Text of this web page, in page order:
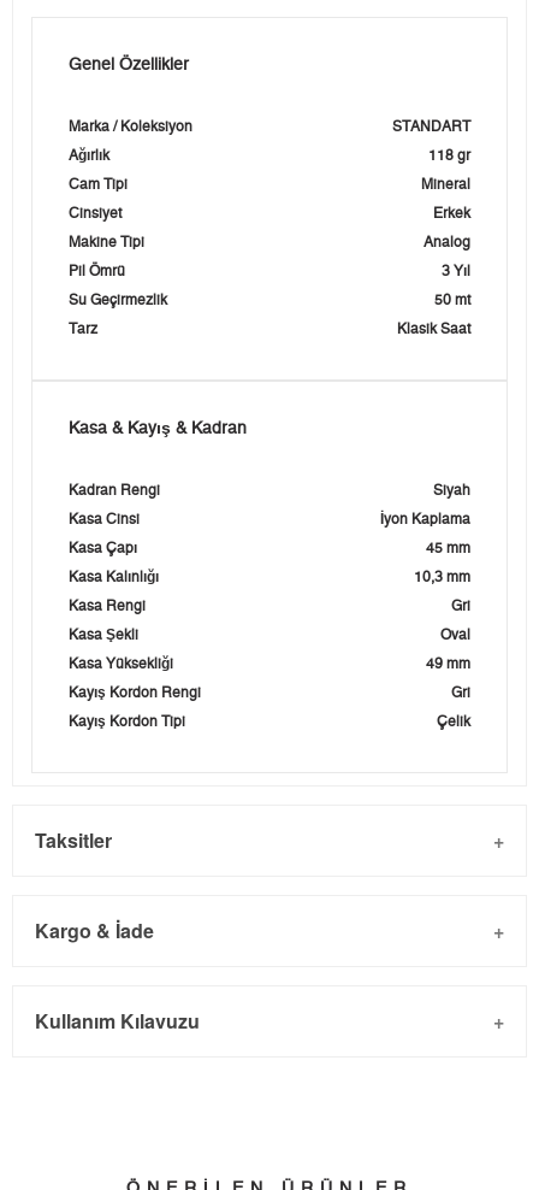
Genel Özellikler
Marka / Koleksiyon
STANDART
Ağırlık
118 gr
Cam Tipi
Mineral
Cinsiyet
Erkek
Makine Tipi
Analog
Pil Ömrü
3 Yıl
Su Geçirmezlik
50 mt
Tarz
Klasik Saat
Kasa & Kayış & Kadran
Kadran Rengi
Siyah
Kasa Cinsi
İyon Kaplama
Kasa Çapı
45 mm
Kasa Kalınlığı
10,3 mm
Kasa Rengi
Gri
Kasa Şekli
Oval
Kasa Yüksekliği
49 mm
Kayış Kordon Rengi
Gri
Kayış Kordon Tipi
Çelik
Taksitler
Kargo & İade
Türkiye'nin her yerine 2.500₺ ve üzeri alışverişlerde Yurtiçi
Kullanım Kılavuzu